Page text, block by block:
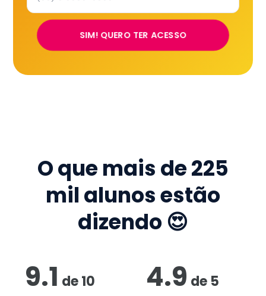
SIM! QUERO TER ACESSO
O que mais de225
mil alunos estão
dizendo 😍
9.1 de10 4.9 de 5